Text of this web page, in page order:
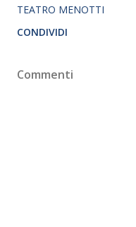
TEATRO MENOTTI
CONDIVIDI
Commenti